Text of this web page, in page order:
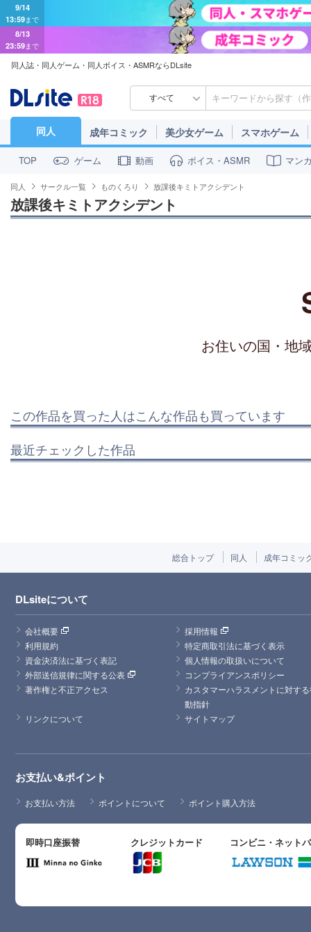
8/13
23:59まで
同人誌・同人ゲーム・同人ボイス・ASMRならDLsite
すべて
同人 成年コミック 美少女ゲーム スマホゲーム
TOP ゲーム 動画 ボイス・ASMR マン
同人 サークル一覧 ものくろり 放課後キミトアクシデント
放課後キミトアクシデント
お住いの国・地
この作品を買った人はこんな作品も買っています
最近チェックした作品
総合トップ 同人 成年コミッ
DLsiteについて
会社概要
採用情報
利用規約
特定商取引法に基づく表示
資金決済法に基づく表記
個人情報の取扱いについて
外部送信規律に関する公表
コンプライアンスポリシー
著作権と不正アクセス
カスタマーハラスメントに対す
動指針
リンクについて
サイトマップ
お支払い&ポイント
お支払い方法 ポイントについて ポイント購入方法
即時口座振替 クレジットカード コンビニ・ネット